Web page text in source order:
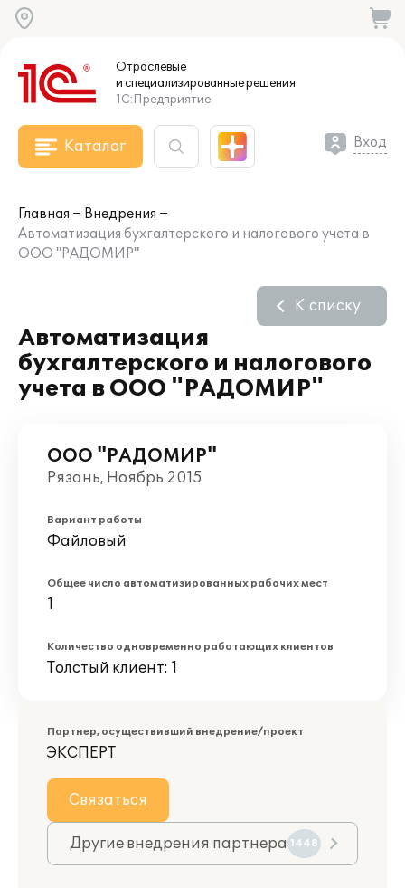
Отраслевые
и специализированныерешения
1С:Предприятие
Каталог Вход
Главная
Внедрения
Автоматизация бухгалтерского и налогового учета в
ООО "РАДОМИР"
Автоматизация
бухгалтерского и налогового
учета в ООО "РАДОМИР"
К списку
ООО "РАДОМИР"
Рязань, Ноябрь 2015
Вариант работы
Файловый
Общее число автоматизированных рабочих мест
1
Количество одновременно работающих клиентов
Толстый клиент: 1
Партнер, осуществивший внедрение/проект
ЭКСПЕРТ
Связаться
Другие внедрения партнера 1448